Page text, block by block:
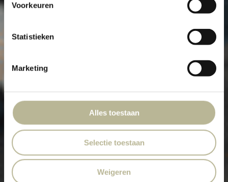
Voorkeuren
Statistieken
Marketing
Alles toestaan
Selectie toestaan
Weigeren